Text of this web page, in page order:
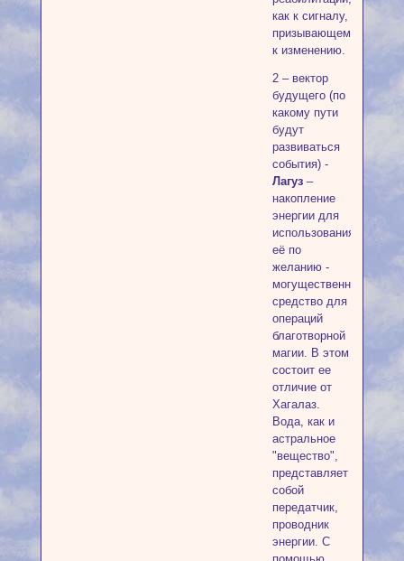
как к сигналу,
призывающему
к изменению.
2 – вектор
будущего (по
какому пути
будут
развиваться
события) -
Лагуз–
накопление
энергии для
использования
её по
желанию -
могущественное
средство для
операций
благотворной
магии. В этом
состоит ее
отличие от
Хагалаз.
Вода, как и
астральное
"вещество",
представляет
собой
передатчик,
проводник
энергии. С